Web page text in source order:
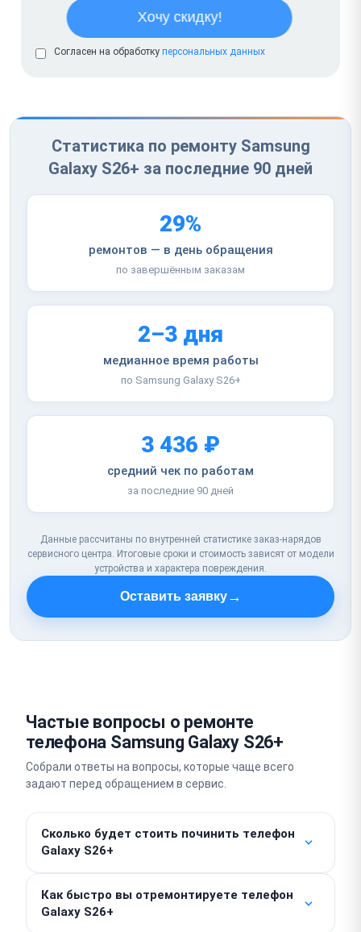
Согласен на обработку персональных данных
Статистика по ремонту Samsung
Galaxy S26+ за последние 90 дней
29%
ремонтов — в день обращения
по завершённым заказам
2–3 дня
медианное время работы
по Samsung Galaxy S26+
3 436 ₽
средний чек по работам
за последние 90 дней
Данные рассчитаны по внутренней статистике заказ-нарядов
сервисного центра. Итоговые сроки и стоимость зависят от модели
устройства и характера повреждения.
Оставить заявку→
Частые вопросы о ремонте
телефона Samsung Galaxy S26+
Собрали ответы на вопросы, которые чаще всего
задают перед обращением в сервис.
Сколько будет стоить починить телефон
Galaxy S26+
цена зависит от типа поломки, так как стоимость
запчастей рассчитывается отдельно. Точную
Как быстро вы отремонтируете телефон
Galaxy S26+